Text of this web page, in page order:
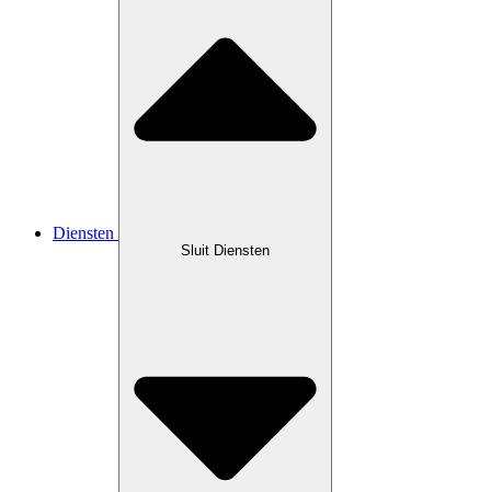
Diensten
Sluit Diensten